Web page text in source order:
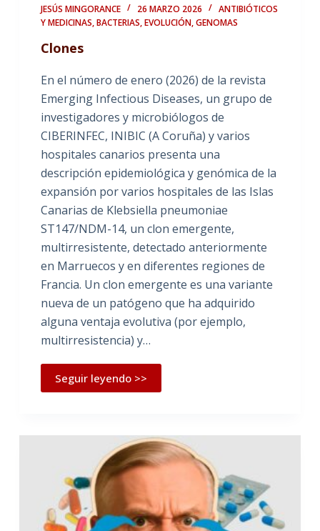
JESÚS MINGORANCE 26 MARZO 2026
ANTIBIÓTICOS
Y MEDICINAS,BACTERIAS,EVOLUCIÓN,GENOMAS
Clones
En el número de enero (2026) de la revista
Emerging Infectious Diseases, un grupo de
investigadores y microbiólogos de
CIBERINFEC, INIBIC (A Coruña) y varios
hospitales canarios presenta una
descripción epidemiológica y genómica de la
expansión por varios hospitales de las Islas
Canarias de Klebsiella pneumoniae
ST147/NDM-14, un clon emergente,
multirresistente, detectado anteriormente
en Marruecos y en diferentes regiones de
Francia. Un clon emergente es una variante
nueva de un patógeno que ha adquirido
alguna ventaja evolutiva (por ejemplo,
multirresistencia) y…
Seguir leyendo >>